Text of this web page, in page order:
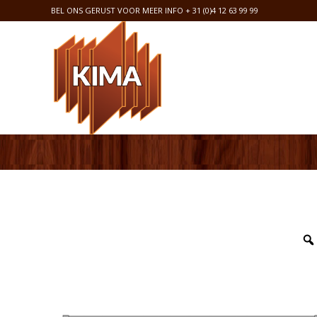
BEL ONS GERUST VOOR MEER INFO + 31 (0)4 12 63 99 99